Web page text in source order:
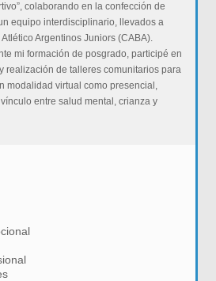
colaborando en la confección de
equipo interdisciplinario, llevados a
Argentinos Juniors (CABA).
mi formación de posgrado, participé en
realización de talleres comunitarios para
modalidad virtual como presencial,
entre salud mental, crianza y